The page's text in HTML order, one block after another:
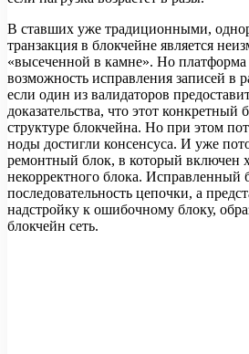
В ставших уже традиционными,
транзакция в блокчейне является
«высеченной в камне». Но
возможность исправления записей в
если один из валидаторов
доказательства, что этот конкретный
структуре блокчейна. Но при этом
ноды достигли консенсуса. И уже
ремонтный блок, в который включен
некорректного блока. Исправленный
последовательность цепочки, а
надстройку к ошибочному блоку,
блокчейн сеть.